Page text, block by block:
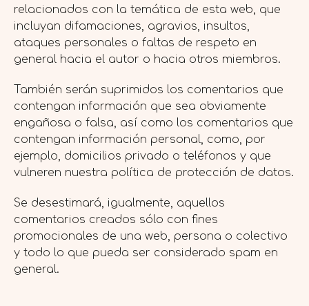
relacionados con la temática de esta web, que
incluyan difamaciones, agravios, insultos,
ataques personales o faltas de respeto en
general hacia el autor o hacia otros miembros.
También serán suprimidos los comentarios que
contengan información que sea obviamente
engañosa o falsa, así como los comentarios que
contengan información personal, como, por
ejemplo, domicilios privado o teléfonos y que
vulneren nuestra política de protección de datos.
Se desestimará, igualmente, aquellos
comentarios creados sólo con fines
promocionales de una web, persona o colectivo
y todo lo que pueda ser considerado spam en
general.